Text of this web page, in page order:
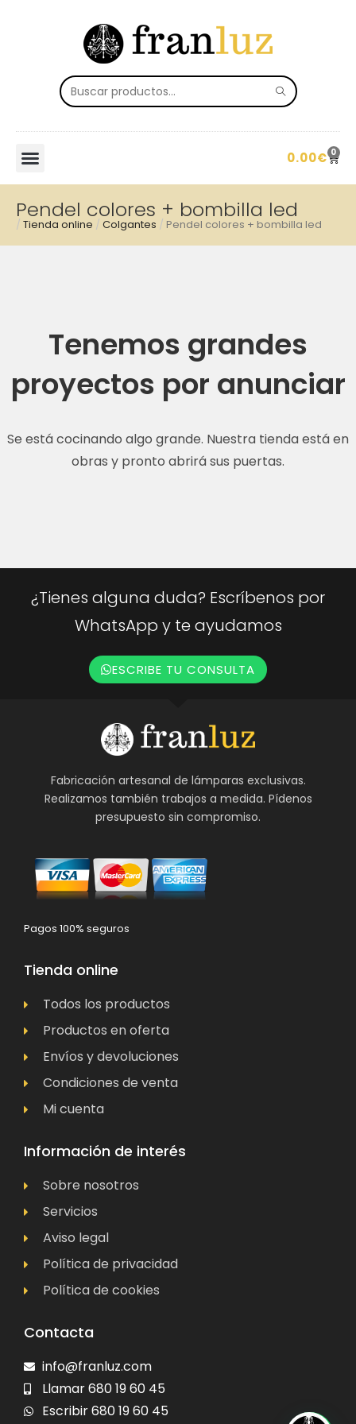
0.00€ 0
Pendel colores + bombilla led
/ Tienda online / Colgantes / Pendel colores + bombilla led
Tenemos grandes
proyectos por anunciar
Se está cocinando algo grande. Nuestra tienda está en
obras y pronto abrirá sus puertas.
¿Tienes alguna duda? Escríbenos por
WhatsApp y te ayudamos
ESCRIBE TU CONSULTA
Fabricación artesanal de lámparas exclusivas.
Realizamos también trabajos a medida. Pídenos
presupuesto sin compromiso.
Pagos 100% seguros
Tienda online
Todos los productos
Productos en oferta
Envíos y devoluciones
Condiciones de venta
Mi cuenta
Información de interés
Sobre nosotros
Servicios
Aviso legal
Política de privacidad
Política de cookies
Contacta
info@franluz.com
Llamar 680 19 60 45
Escribir 680 19 60 45